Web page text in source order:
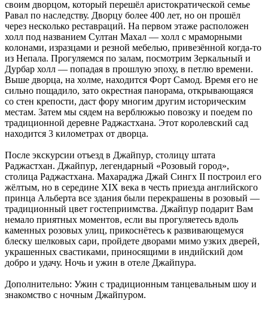
своим дворцом, который перешёл аристократической семье
Равал по наследству. Дворцу более 400 лет, но он прошёл
через несколько реставраций. На первом этаже расположен
холл под названием Султан Махал — холл с мраморными
колонами, изразцами и резной мебелью, привезённой когда-то
из Непала. Прогуляемся по залам, посмотрим Зеркальный и
Дурбар холл — попадая в прошлую эпоху, в петлю времени.
Выше дворца, на холме, находится Форт Самод. Время его не
сильно пощадило, зато окрестная панорама, открывающаяся
со стен крепости, даст фору многим другим историческим
местам. Затем мы сядем на верблюжью повозку и поедем по
традиционной деревне Раджастханa. Этот королевский сад
находится 3 километрах от дворца.
После экскурсии отъезд в Джайпур, столицу штата
Раджастхан. Джайпур, легендарный «Розовый город»,
столица Раджастхана. Махараджа Джай Сингх II построил его
жёлтым, но в середине XIX века в честь приезда английского
принца Альберта все здания были перекрашены в розовый —
традиционный цвет гостеприимства. Джайпур подарит Вам
немало приятных моментов, если вы прогуляетесь вдоль
каменных розовых улиц, прикоснётесь к развивающемуся
блеску шелковых сари, пройдете дворами мимо узких дверей,
украшенных свастиками, приносящими в индийский дом
добро и удачу. Ночь и ужин в отеле Джайпура.
Дополнительно: Ужин с традиционным танцевальным шоу и
знакомство с ночным Джайпуром.